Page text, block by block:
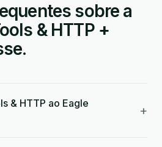
sobre a
& HTTP +
& HTTP ao Eagle
+